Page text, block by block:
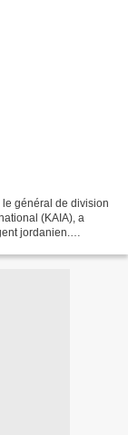
général de division
(KAIA), a
jordanien.